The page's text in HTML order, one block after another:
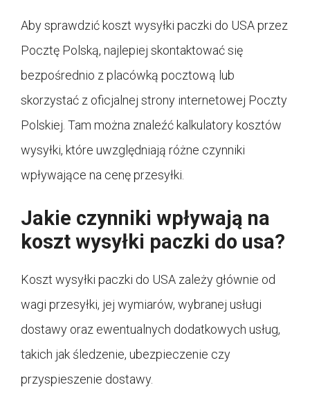
Aby sprawdzić koszt wysyłki paczki do USA przez
Pocztę Polską, najlepiej skontaktować się
bezpośrednio z placówką pocztową lub
skorzystać z oficjalnej strony internetowej Poczty
Polskiej. Tam można znaleźć kalkulatory kosztów
wysyłki, które uwzględniają różne czynniki
wpływające na cenę przesyłki.
Jakie czynniki wpływają na
koszt wysyłki paczki do usa?
Koszt wysyłki paczki do USA zależy głównie od
wagi przesyłki, jej wymiarów, wybranej usługi
dostawy oraz ewentualnych dodatkowych usług,
takich jak śledzenie, ubezpieczenie czy
przyspieszenie dostawy.